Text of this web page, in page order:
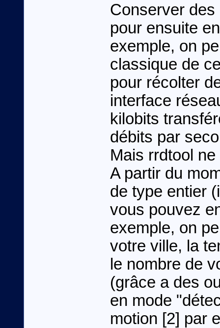
Conserver
pour ensuite
exemple, on
classique de
pour récolter
interface
kilobits
débits par
Mais rrdtool
A partir du
de type entier
vous pouvez
exemple, on
votre ville, la
le nombre de
(grâce a des
en mode
motion [2] par